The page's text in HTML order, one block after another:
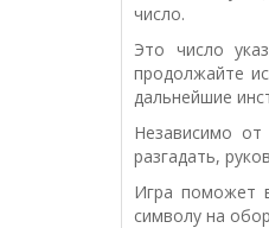
число.
Это число
продолжайте
дальнейшие
Независимо
разгадать,
Игра поможет
символу на